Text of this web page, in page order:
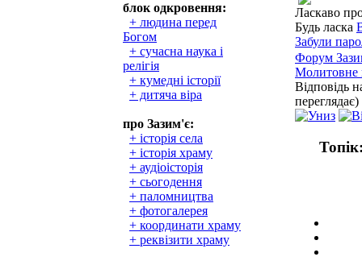
блок одкровення:
+ людина перед
Богом
+ сучасна наука і
релігія
+ кумедні історії
+ дитяча віра
про Зазим'є:
+ історія села
+ історія храму
+ аудіоісторія
+ сьогодення
+ паломництва
+ фотогалерея
+ координати храму
+ реквізити храму
Ласкаво
Будь ласка
Забули
Форум
Молитовне
Відповідь
переглядає)